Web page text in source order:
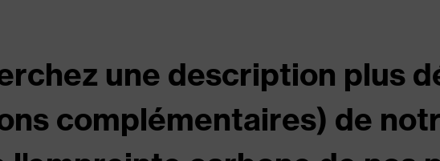
une description plus
complémentaires) de